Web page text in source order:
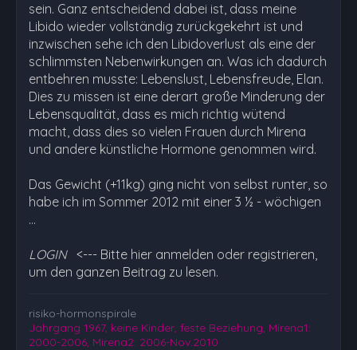
sein. Ganz entscheidend dabei ist, dass meine
Libido wieder vollständig zurückgekehrt ist und
inzwischen sehe ich den Libidoverlust als eine der
schlimmsten Nebenwirkungen an. Was ich dadurch
entbehren musste: Lebenslust, Lebensfreude, Elan.
Dies zu missen ist eine derart große Minderung der
Lebensqualität, dass es mich richtig wütend
macht, dass dies so vielen Frauen durch Mirena
und andere künstliche Hormone genommen wird.
Das Gewicht (+11kg) ging nicht von selbst runter, so
habe ich im Sommer 2012 mit einer 3 ½ - wöchigen
…
LOGIN <--- Bitte hier anmelden oder registrieren,
um den ganzen Beitrag zu lesen.
risiko-hormonspirale
Jahrgang 1967, keine Kinder, feste Beziehung, Mirena1:
2000-2006, Mirena2: 2006-Nov.2010